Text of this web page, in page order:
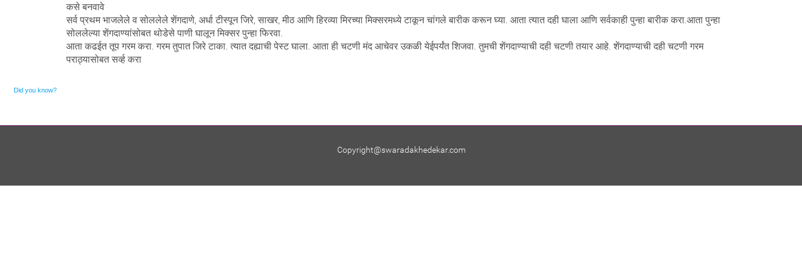
कसे बनवावे
सर्व प्रथम भाजलेले व सोललेले शेंगदाणे, अर्धा टीस्पून जिरे, साखर, मीठ आणि हिरव्या मिरच्या मिक्सरमध्ये टाकून चांगले बारीक करून घ्या. आता त्यात दही घाला आणि सर्वकाही पुन्हा बारीक करा.आता पुन्हा
सोललेल्या शेंगदाण्यांसोबत थोडेसे पाणी घालून मिक्सर पुन्हा फिरवा.
आता कढईत तूप गरम करा. गरम तुपात जिरे टाका. त्यात दह्याची पेस्ट घाला. आता ही चटणी मंद आचेवर उकळी येईपर्यंत शिजवा. तुमची शेंगदाण्याची दही चटणी तयार आहे. शेंगदाण्याची दही चटणी गरम
पराठ्यासोबत सर्व्ह करा
Did you know?
Copyright@swaradakhedekar.com